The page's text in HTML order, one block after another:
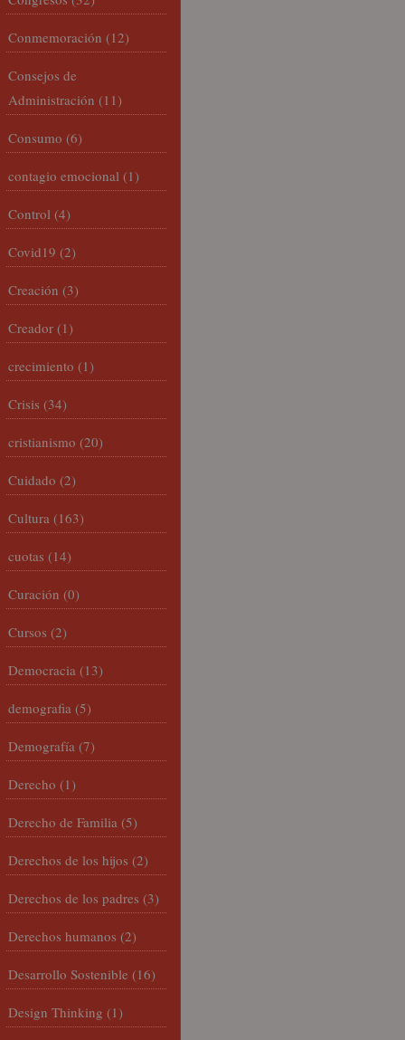
Conmemoración (12)
Consejos de
Administración (11)
Consumo (6)
contagio emocional (1)
Control (4)
Covid19 (2)
Creación (3)
Creador (1)
crecimiento (1)
Crisis (34)
cristianismo (20)
Cuidado (2)
Cultura (163)
cuotas (14)
Curación (0)
Cursos (2)
Democracia (13)
demografia (5)
Demografía (7)
Derecho (1)
Derecho de Familia (5)
Derechos de los hijos (2)
Derechos de los padres (3)
Derechos humanos (2)
Desarrollo Sostenible (16)
Design Thinking (1)